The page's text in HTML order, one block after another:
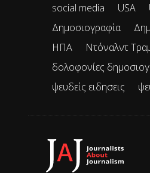
social media
USA
Δημοσιογραφία
ΗΠΑ
Ντόναλντ
δολοφονίες
ψευδείς ειδησεις